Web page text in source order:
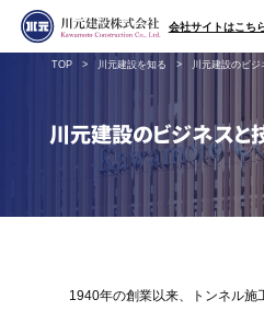
会社サイトはこち
TOP> 川元建設を知る > 川元建設のビ
川元建設のビジネスと
1940年の創業以来、トンネル施